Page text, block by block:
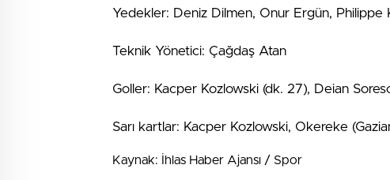
Yedekler: Deniz Dilmen, Onur Ergün,
Teknik Yönetici: Çağdaş Atan
Goller: Kacper Kozlowski (dk. 27), Deian
Sarı kartlar: Kacper Kozlowski, Okereke
Kaynak: İhlas Haber Ajansı / Spor